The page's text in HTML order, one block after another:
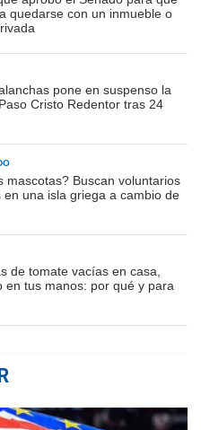
quedarse con un inmueble o
pone en suspenso la
Cristo Redentor tras 24
mascotas? Buscan voluntarios
en una isla griega a cambio de
de tomate vacías en casa,
en tus manos: por qué y para